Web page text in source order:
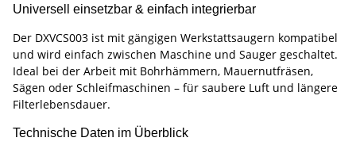
Universell einsetzbar & einfach integrierbar
Der DXVCS003 ist mit gängigen Werkstattsaugern kompatibel
und wird einfach zwischen Maschine und Sauger geschaltet.
Ideal bei der Arbeit mit Bohrhämmern, Mauernutfräsen,
Sägen oder Schleifmaschinen – für saubere Luft und längere
Filterlebensdauer.
Technische Daten im Überblick